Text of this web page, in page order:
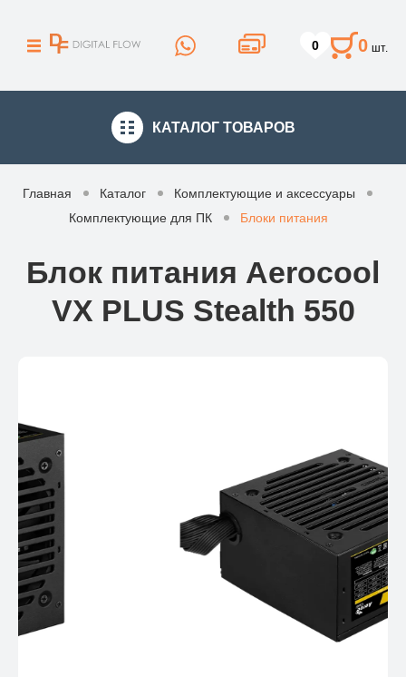
0 0 шт.
КАТАЛОГ ТОВАРОВ
Главная Каталог
Комплектующие и аксессуары
Комплектующие для ПК
Блоки питания
Блок питания Aerocool
VX PLUS Stealth 550